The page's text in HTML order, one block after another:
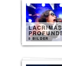
LACRIMAS
8 BILDER